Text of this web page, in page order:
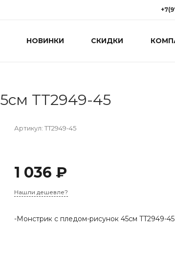
НОВИНКИ СКИДКИ
TT2949-45
Артикул:TT2949-45
1 036 ₽
Нашли дешевле?
-Монстрик с пледом-рисунок 45см TT2949-45